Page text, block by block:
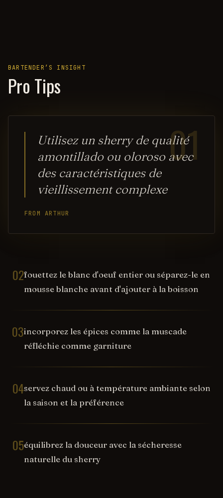
BARTENDER’S INSIGHT
Pro Tips
01
Utilisez un sherry de qualité
amontillado ou oloroso avec
des caractéristiques de
vieillissement complexe
FROM ARTHUR
02fouettez le blanc d'oeuf entier ou séparez-le en
mousse blanche avant d'ajouter à la boisson
03incorporez les épices comme la muscade
réfléchie comme garniture
04servez chaud ou à température ambiante selon
la saison et la préférence
05équilibrez la douceur avec la sécheresse
naturelle du sherry